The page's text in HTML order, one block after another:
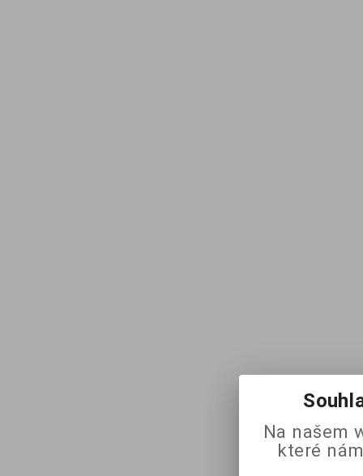
Na našem
které